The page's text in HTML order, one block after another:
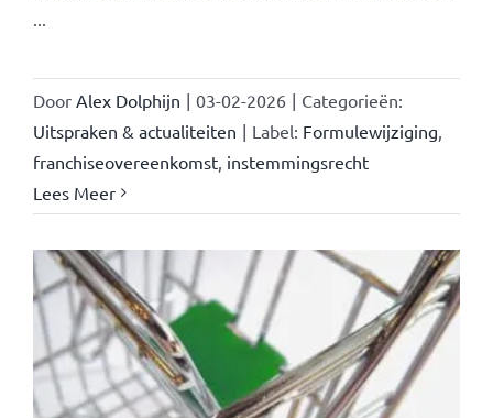
Door Alex Dolphijn | 03-02-2026 | Categorieën:
Uitspraken & actualiteiten | Label: Formulewijziging
franchiseovereenkomst, instemmingsrecht
Lees Meer